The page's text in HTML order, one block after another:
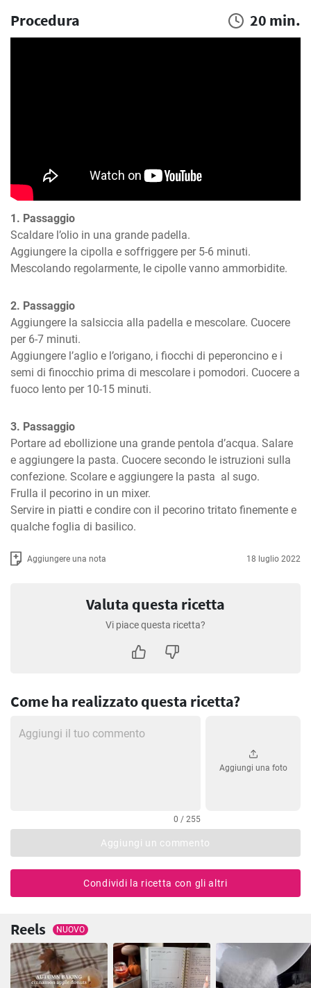
Procedura 20 min.
1. Passaggio
Scaldare l’olio in una grande padella.
Aggiungere la cipolla e soffriggere per 5-6 minuti.
Mescolando regolarmente, le cipolle vanno ammorbidite.
2. Passaggio
Aggiungere la salsiccia alla padella e mescolare. Cuocere
per 6-7 minuti.
Aggiungere l’aglio e l’origano, i fiocchi di peperoncino e i
semi di finocchio prima di mescolare i pomodori. Cuocere a
fuoco lento per 10-15 minuti.
3. Passaggio
Portare ad ebollizione una grande pentola d’acqua. Salare
e aggiungere la pasta. Cuocere secondo le istruzioni sulla
confezione. Scolare e aggiungere la pasta  al sugo.
Frulla il pecorino in un mixer.
Servire in piatti e condire con il pecorino tritato finemente e
qualche foglia di basilico.
Aggiungere una nota 18 luglio 2022
Valuta questa ricetta
Vi piace questa ricetta?
Come ha realizzato questa ricetta?
0 / 255
Aggiungi una foto
Aggiungi un commento
Condividi la ricetta con gli altri
Reels NUOVO